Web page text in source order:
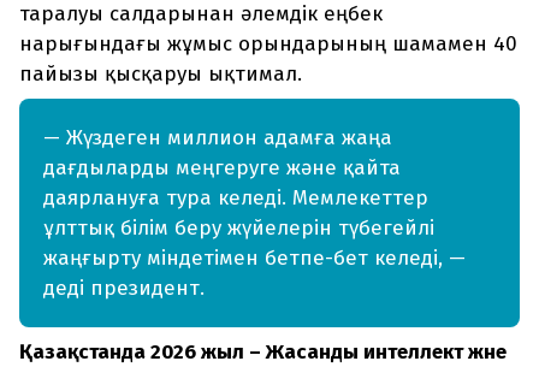
таралуы салдарынан әлемдік еңбек
нарығындағы жұмыс орындарының шамамен 40
пайызы қысқаруы ықтимал.
— Жүздеген миллион адамға жаңа
дағдыларды меңгеруге және қайта
даярлануға тура келеді. Мемлекеттер
ұлттық білім беру жүйелерін түбегейлі
жаңғырту міндетімен бетпе-бет келеді, —
деді президент.
Қазақстанда 2026 жыл – Жасанды интеллект және